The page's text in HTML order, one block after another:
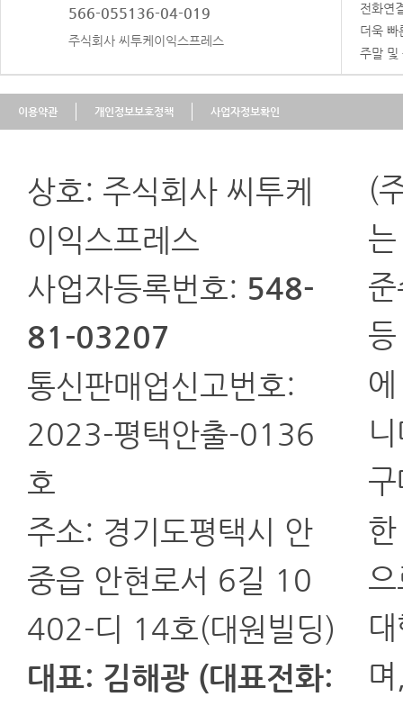
566-055136-04-019
주식회사 씨투케이익스프레스
전화연
더욱 빠
주말 및
이용약관 개인정보보호정책 사업자정보확인
상호: 주식회사 씨투케
이익스프레스
사업자등록번호: 548-
81-03207
통신판매업신고번호:
2023-평택안출-0136
호
주소: 경기도평택시 안
중읍 안현로서 6길 10
402-디 14호(대원빌딩)
대표: 김해광 (대표전화:
(